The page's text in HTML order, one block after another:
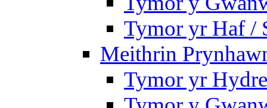
Tymor yr Haf /
Meithrin
Tymor yr